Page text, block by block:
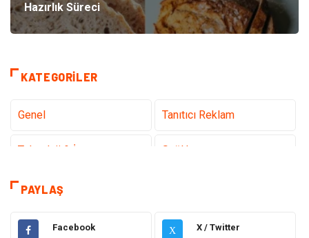
Hazırlık Süreci
KATEGORILER
Genel Tanıtıcı Reklam
Teknoloji & İnternet Sağlık
Hizmet
Hukuk Emlak
PAYLAŞ
Facebook X X / Twitter